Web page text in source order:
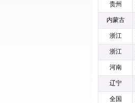
贵州
内蒙古
浙江
浙江
河南
辽宁
全国